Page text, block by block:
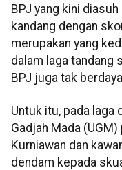
BPJ yang kini
kandang dengan
merupakan yang
dalam laga tandang
BPJ juga tak
Untuk itu, pada laga
Gadjah Mada
Kurniawan dan
dendam kepada